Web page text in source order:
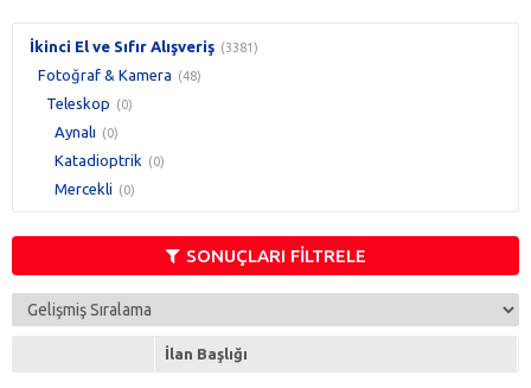
İkinci El ve Sıfır Alışveriş (3381)
Fotoğraf & Kamera (48)
Teleskop (0)
Aynalı (0)
Katadioptrik (0)
Mercekli (0)
SONUÇLARI FİLTRELE
İlan Başlığı